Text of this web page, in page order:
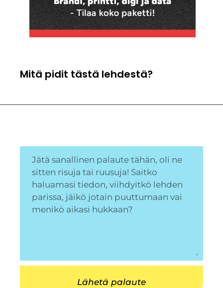
Mitä pidit tästä lehdestä?
Lähetä palaute